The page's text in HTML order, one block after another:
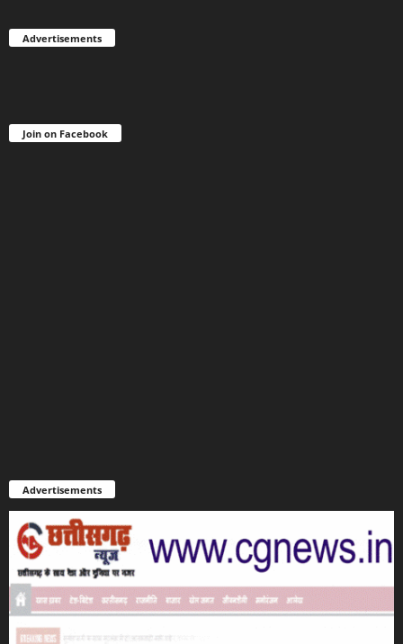
Advertisements
Join on Facebook
Advertisements